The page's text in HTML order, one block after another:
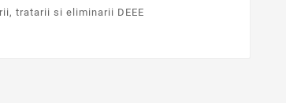
tratarii si eliminarii DEEE